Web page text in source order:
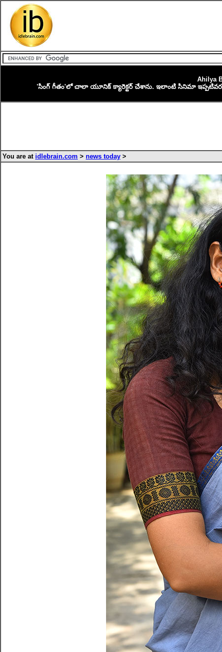
Ahilya
'సింగ్ గీతం'లో చాలా యూనిక్ క్యారెక్టర్ చేశాను. ఇలాంటి సినిమా
You are at idlebrain.com > news today >